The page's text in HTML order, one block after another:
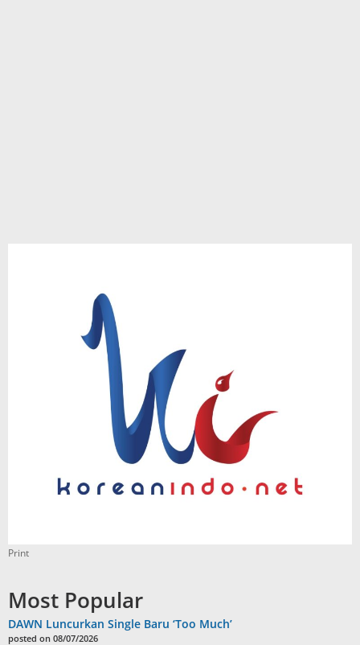
Print
Most Popular
DAWN Luncurkan Single Baru ‘Too Much’
posted on 08/07/2026